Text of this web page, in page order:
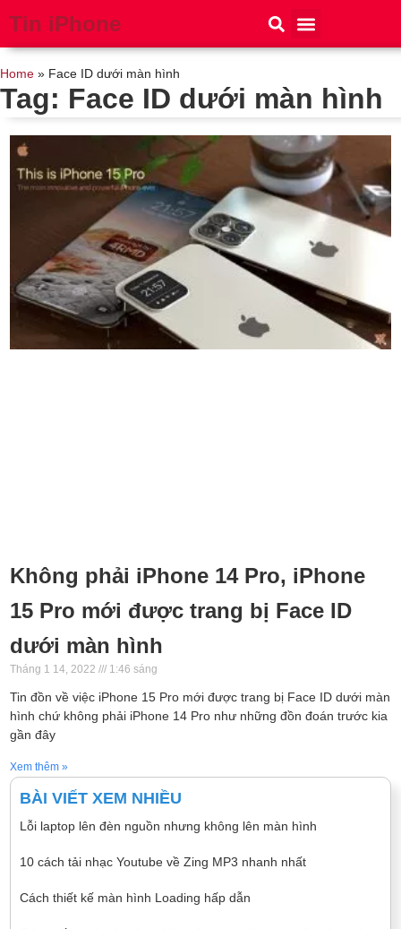
Tin iPhone
Home » Face ID dưới màn hình
Tag: Face ID dưới màn hình
Không phải iPhone 14 Pro, iPhone
15 Pro mới được trang bị Face ID
dưới màn hình
Tháng 1 14, 2022 1:46 sáng
Tin đồn về việc iPhone 15 Pro mới được trang bị Face ID dưới màn
hình chứ không phải iPhone 14 Pro như những đồn đoán trước kia
gần đây
Xem thêm »
BÀI VIẾT XEM NHIỀU
Lỗi laptop lên đèn nguồn nhưng không lên màn hình
10 cách tải nhạc Youtube về Zing MP3 nhanh nhất
Cách thiết kế màn hình Loading hấp dẫn